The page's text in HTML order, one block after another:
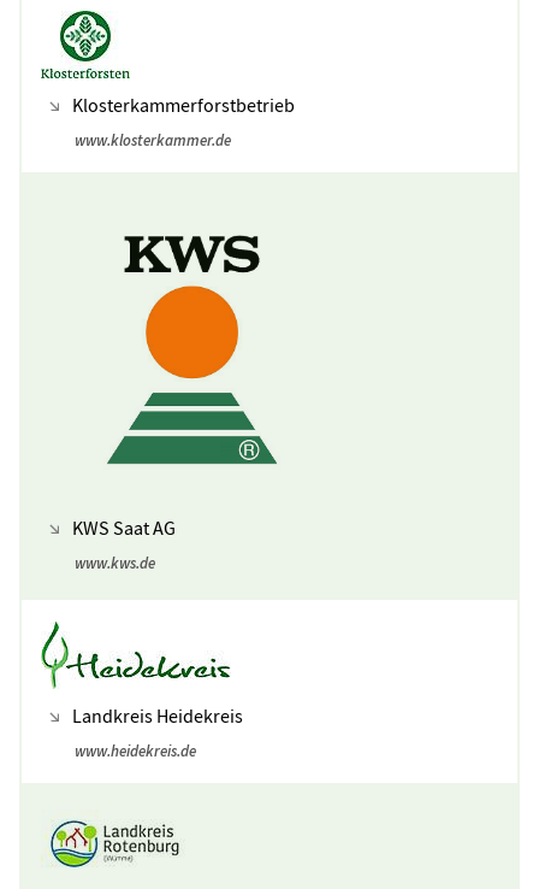
Klosterkammerforstbetrieb
www.klosterkammer.de
KWS Saat AG
www.kws.de
Landkreis Heidekreis
www.heidekreis.de